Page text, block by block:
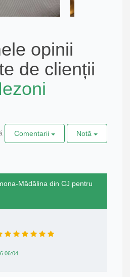
opinii
de clienții
Comentarii Notă
Mădălina din CJ pentru
06:04